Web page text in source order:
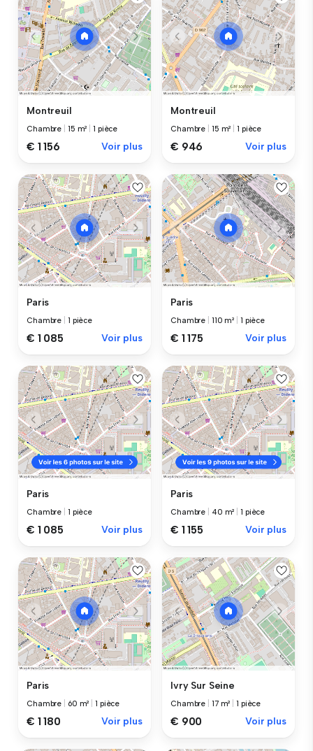
Montreuil
Chambre 15 m² |1 pièce
€ 1 156 Voir plus
Montreuil
Chambre 15 m² |1 pièce
€ 946 Voir plus
Paris
Chambre 1 pièce
€ 1 085 Voir plus
Paris
Chambre 110 m² 1 pièce
€ 1 175 Voir plus
Paris
Chambre 1 pièce
€ 1 085 Voir plus
Paris
Chambre 40 m² |1 pièce
€ 1 155 Voir plus
Paris
Chambre 60 m² |1 pièce
€ 1 180 Voir plus
Ivry Sur Seine
Chambre 17 m² |1 pièce
€ 900 Voir plus